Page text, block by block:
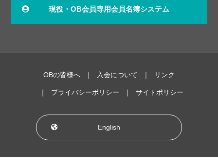
現役・OB会員専用会員名簿システム
OBの皆様へ 入会について リンク
プライバシーポリシー サイトポリシー
English